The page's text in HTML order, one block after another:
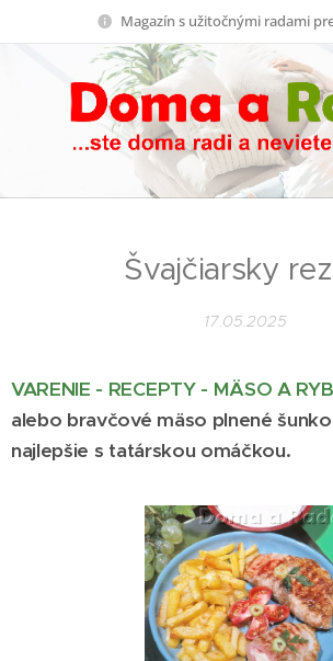
Magazín s užitočnými radami
Švajčiarsky
17.05.2025
VARENIE - RECEPTY - MÄSO A
alebo bravčové mäso plnené
najlepšie s tatárskou omáčkou.